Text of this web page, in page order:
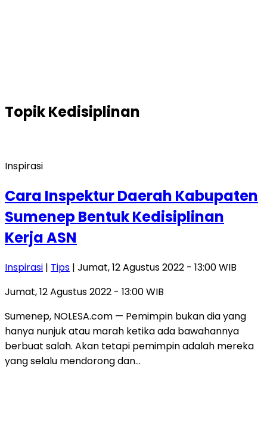
TopikKedisiplinan
Inspirasi
Cara Inspektur Daerah Kabupaten
Sumenep Bentuk Kedisiplinan
Kerja ASN
Inspirasi | Tips | Jumat, 12 Agustus 2022 - 13:00 WIB
Jumat, 12 Agustus 2022 - 13:00 WIB
Sumenep, NOLESA.com — Pemimpin bukan dia yang
hanya nunjuk atau marah ketika ada bawahannya
berbuat salah. Akan tetapi pemimpin adalah mereka
yang selalu mendorong dan…